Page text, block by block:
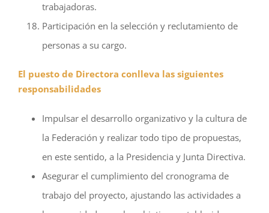
trabajadoras.
Participación en la selección y reclutamiento de
personas a su cargo.
El puesto de Directora conlleva las siguientes
responsabilidades
Impulsar el desarrollo organizativo y la cultura de
la Federación y realizar todo tipo de propuestas,
en este sentido, a la Presidencia y Junta Directiva.
Asegurar el cumplimiento del cronograma de
trabajo del proyecto, ajustando las actividades a